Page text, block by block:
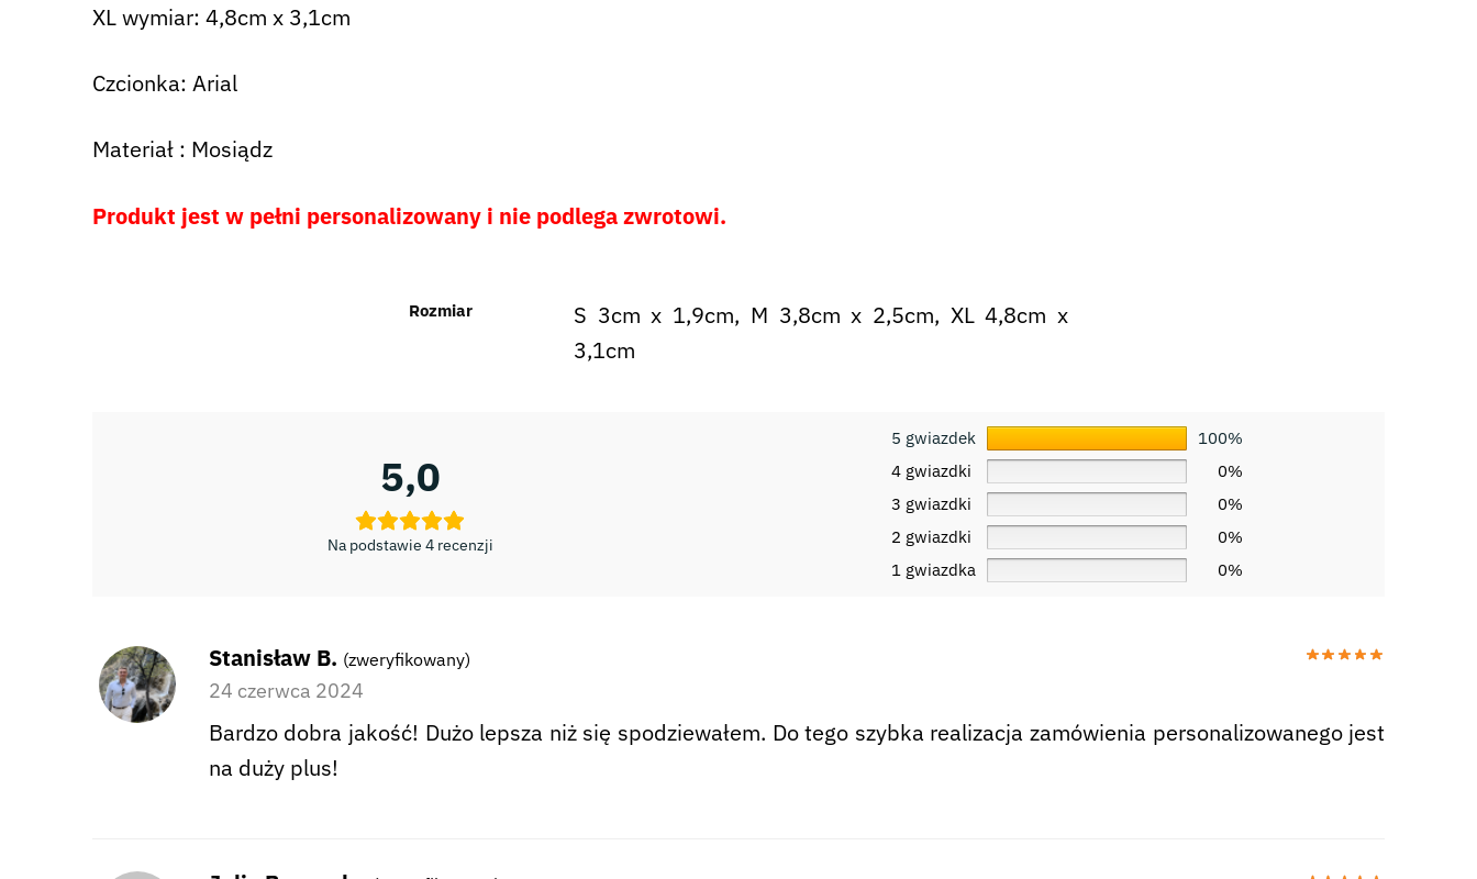
XL wymiar: 4,8cm x 3,1cm
Czcionka: Arial
Materiał : Mosiądz
Produkt jest w pełni personalizowany i nie podlega zwrotowi.
Rozmiar
S 3cm x 1,9cm, M 3,8cm x 2,5cm, XL 4,8cm x
3,1cm
5,0
Na podstawie 4 recenzji
5 gwiazdek
100%
4 gwiazdki
0%
3 gwiazdki
0%
2 gwiazdki
0%
1 gwiazdka
0%
Stanisław B. (zweryfikowany)
24 czerwca 2024
Bardzo dobra jakość! Dużo lepsza niż się spodziewałem. Do tego szybka realizacja zamówienia personalizowanego jest
na duży plus!